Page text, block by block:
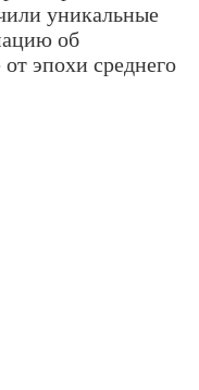
уникальные
об
эпохи среднего